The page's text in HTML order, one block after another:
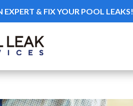
EXPERT & FIX YOUR POOL LEAKS!